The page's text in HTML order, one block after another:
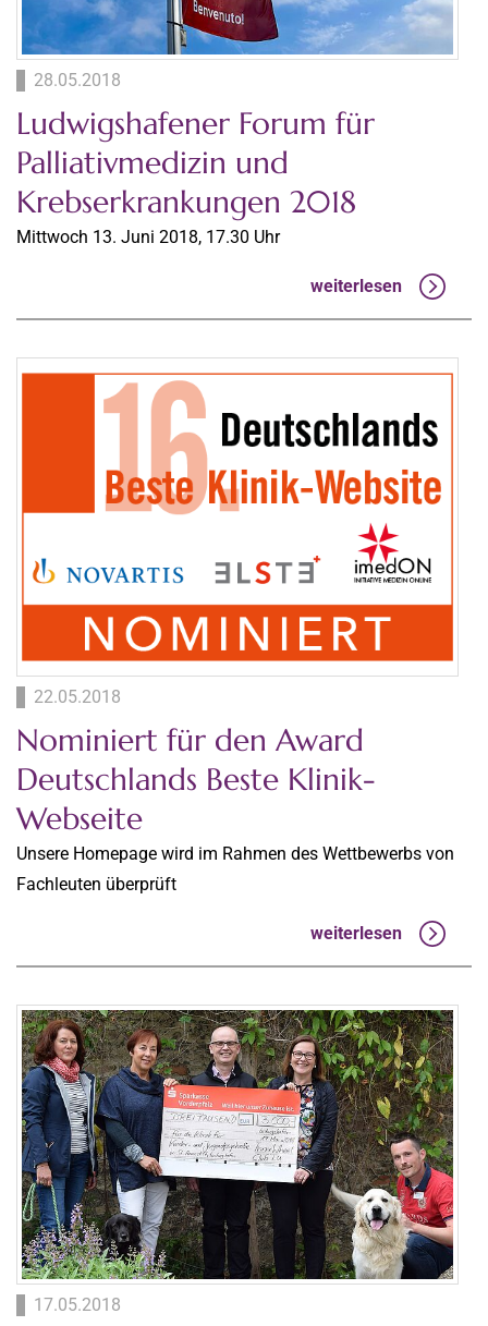
28.05.2018
Ludwigshafener Forum für
Palliativmedizin und
Krebserkrankungen 2018
Mittwoch 13. Juni 2018, 17.30 Uhr
weiterlesen
22.05.2018
Nominiert für den Award
Deutschlands Beste Klinik-
Webseite
Unsere Homepage wird im Rahmen des Wettbewerbs von
Fachleuten überprüft
weiterlesen
17.05.2018